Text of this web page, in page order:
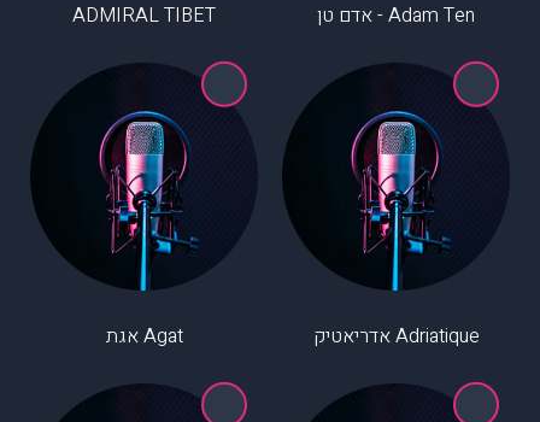
Adam Ten - אדם טן ADMIRAL TIBET
Adriatique אדריאטיק Agat אגת